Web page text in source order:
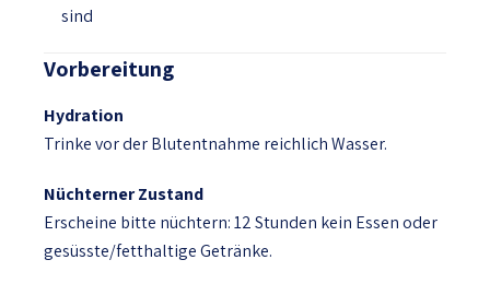
sind
Vorbereitung
Hydration
Trinke vor der Blutentnahme reichlich Wasser.
Nüchterner Zustand
Erscheine bitte nüchtern: 12 Stunden kein Essen oder
gesüsste/fetthaltige Getränke.